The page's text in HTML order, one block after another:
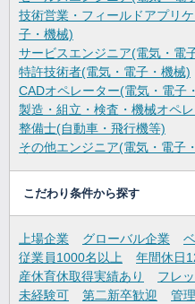
技術営業・フィールドアプリ
子・機械)
サービスエンジニア(電気・電
特許技術者(電気・電子・機械)
CADオペレーター(電気・電子
製造・組立・検査・機械オペ
整備士(自動車・飛行機等)
その他エンジニア(電気・電子
こだわり条件から探す
上場企業 グローバル企業
従業員1000名以上
年間休日
産休育休取得実績あり
フレ
未経験可
第二新卒歓迎 管